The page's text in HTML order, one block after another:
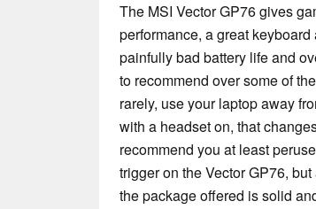
The MSI Vector GP76 gives
performance, a great
painfully bad battery life and
to recommend over some of
rarely, use your laptop away
with a headset on, that
recommend you at least
trigger on the Vector GP76,
the package offered is solid